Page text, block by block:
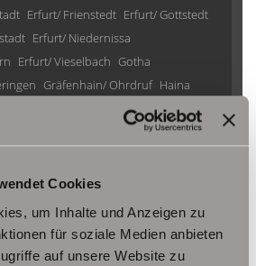
Cookies
um Inhalte und Anzeigen zu
für soziale Medien anbieten
auf unsere Website zu
Erfurt/ Frienstedt Erfurt/ Gottstedt
Erfurt/ Niedernissa
Erfurt/ Vieselbach Gotha
Gräfenhain/ Ohrdruf Haina
Ruhla
Udestedt
Weimar / Legefeld